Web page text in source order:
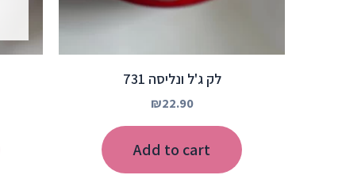
לק ג'ל ונליסה 731
₪22.90
Add to cart